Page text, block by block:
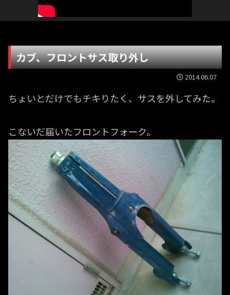
カブ、フロントサス取り外し
2014.06.07
ちょいとだけでもチキりたく、サスを外してみた。
こないだ届いたフロントフォーク。